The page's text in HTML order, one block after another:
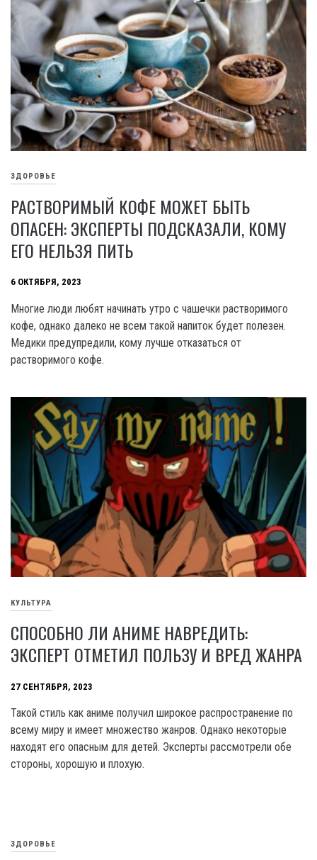
ЗДОРОВЬЕ
РАСТВОРИМЫЙ КОФЕ МОЖЕТ БЫТЬ
ОПАСЕН: ЭКСПЕРТЫ ПОДСКАЗАЛИ, КОМУ
ЕГО НЕЛЬЗЯ ПИТЬ
6 ОКТЯБРЯ, 2023
Многие люди любят начинать утро с чашечки растворимого
кофе, однако далеко не всем такой напиток будет полезен.
Медики предупредили, кому лучше отказаться от
растворимого кофе.
КУЛЬТУРА
СПОСОБНО ЛИ АНИМЕ НАВРЕДИТЬ:
ЭКСПЕРТ ОТМЕТИЛ ПОЛЬЗУ И ВРЕД ЖАНРА
27 СЕНТЯБРЯ, 2023
Такой стиль как аниме получил широкое распространение по
всему миру и имеет множество жанров. Однако некоторые
находят его опасным для детей. Эксперты рассмотрели обе
стороны, хорошую и плохую.
ЗДОРОВЬЕ